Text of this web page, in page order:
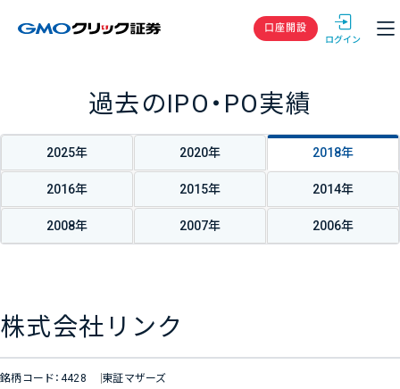
GMOクリック
口座開設
過去のIPO・PO実績
2025年 2020年 2018年
2016年 2015年 2014年
2008年 2007年 2006年
株式会社リンク
銘柄コード：4428 東証マザーズ